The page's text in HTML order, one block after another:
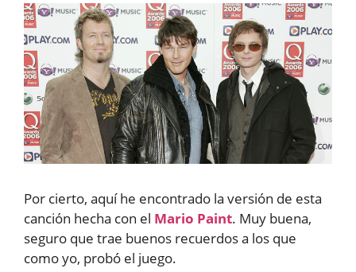
Por cierto, aquí he encontrado la versión de esta
canción hecha con el Mario Paint. Muy buena,
seguro que trae buenos recuerdos a los que
como yo, probó el juego.